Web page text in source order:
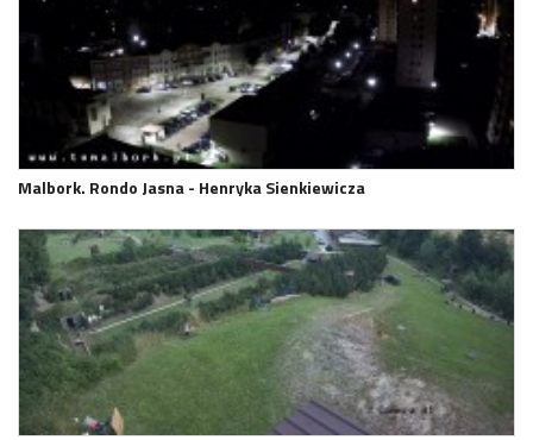
Malbork. Rondo Jasna - Henryka Sienkiewicza